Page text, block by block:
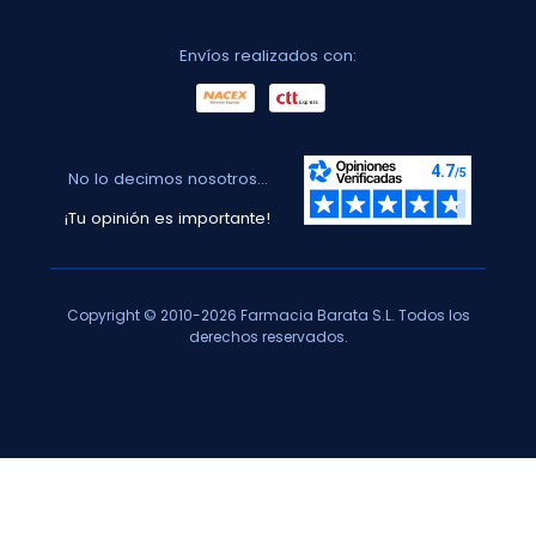
Envíos realizados con:
No lo decimos nosotros...
¡Tu opinión es importante!
Copyright © 2010-2026 Farmacia Barata S.L. Todos los
derechos reservados.